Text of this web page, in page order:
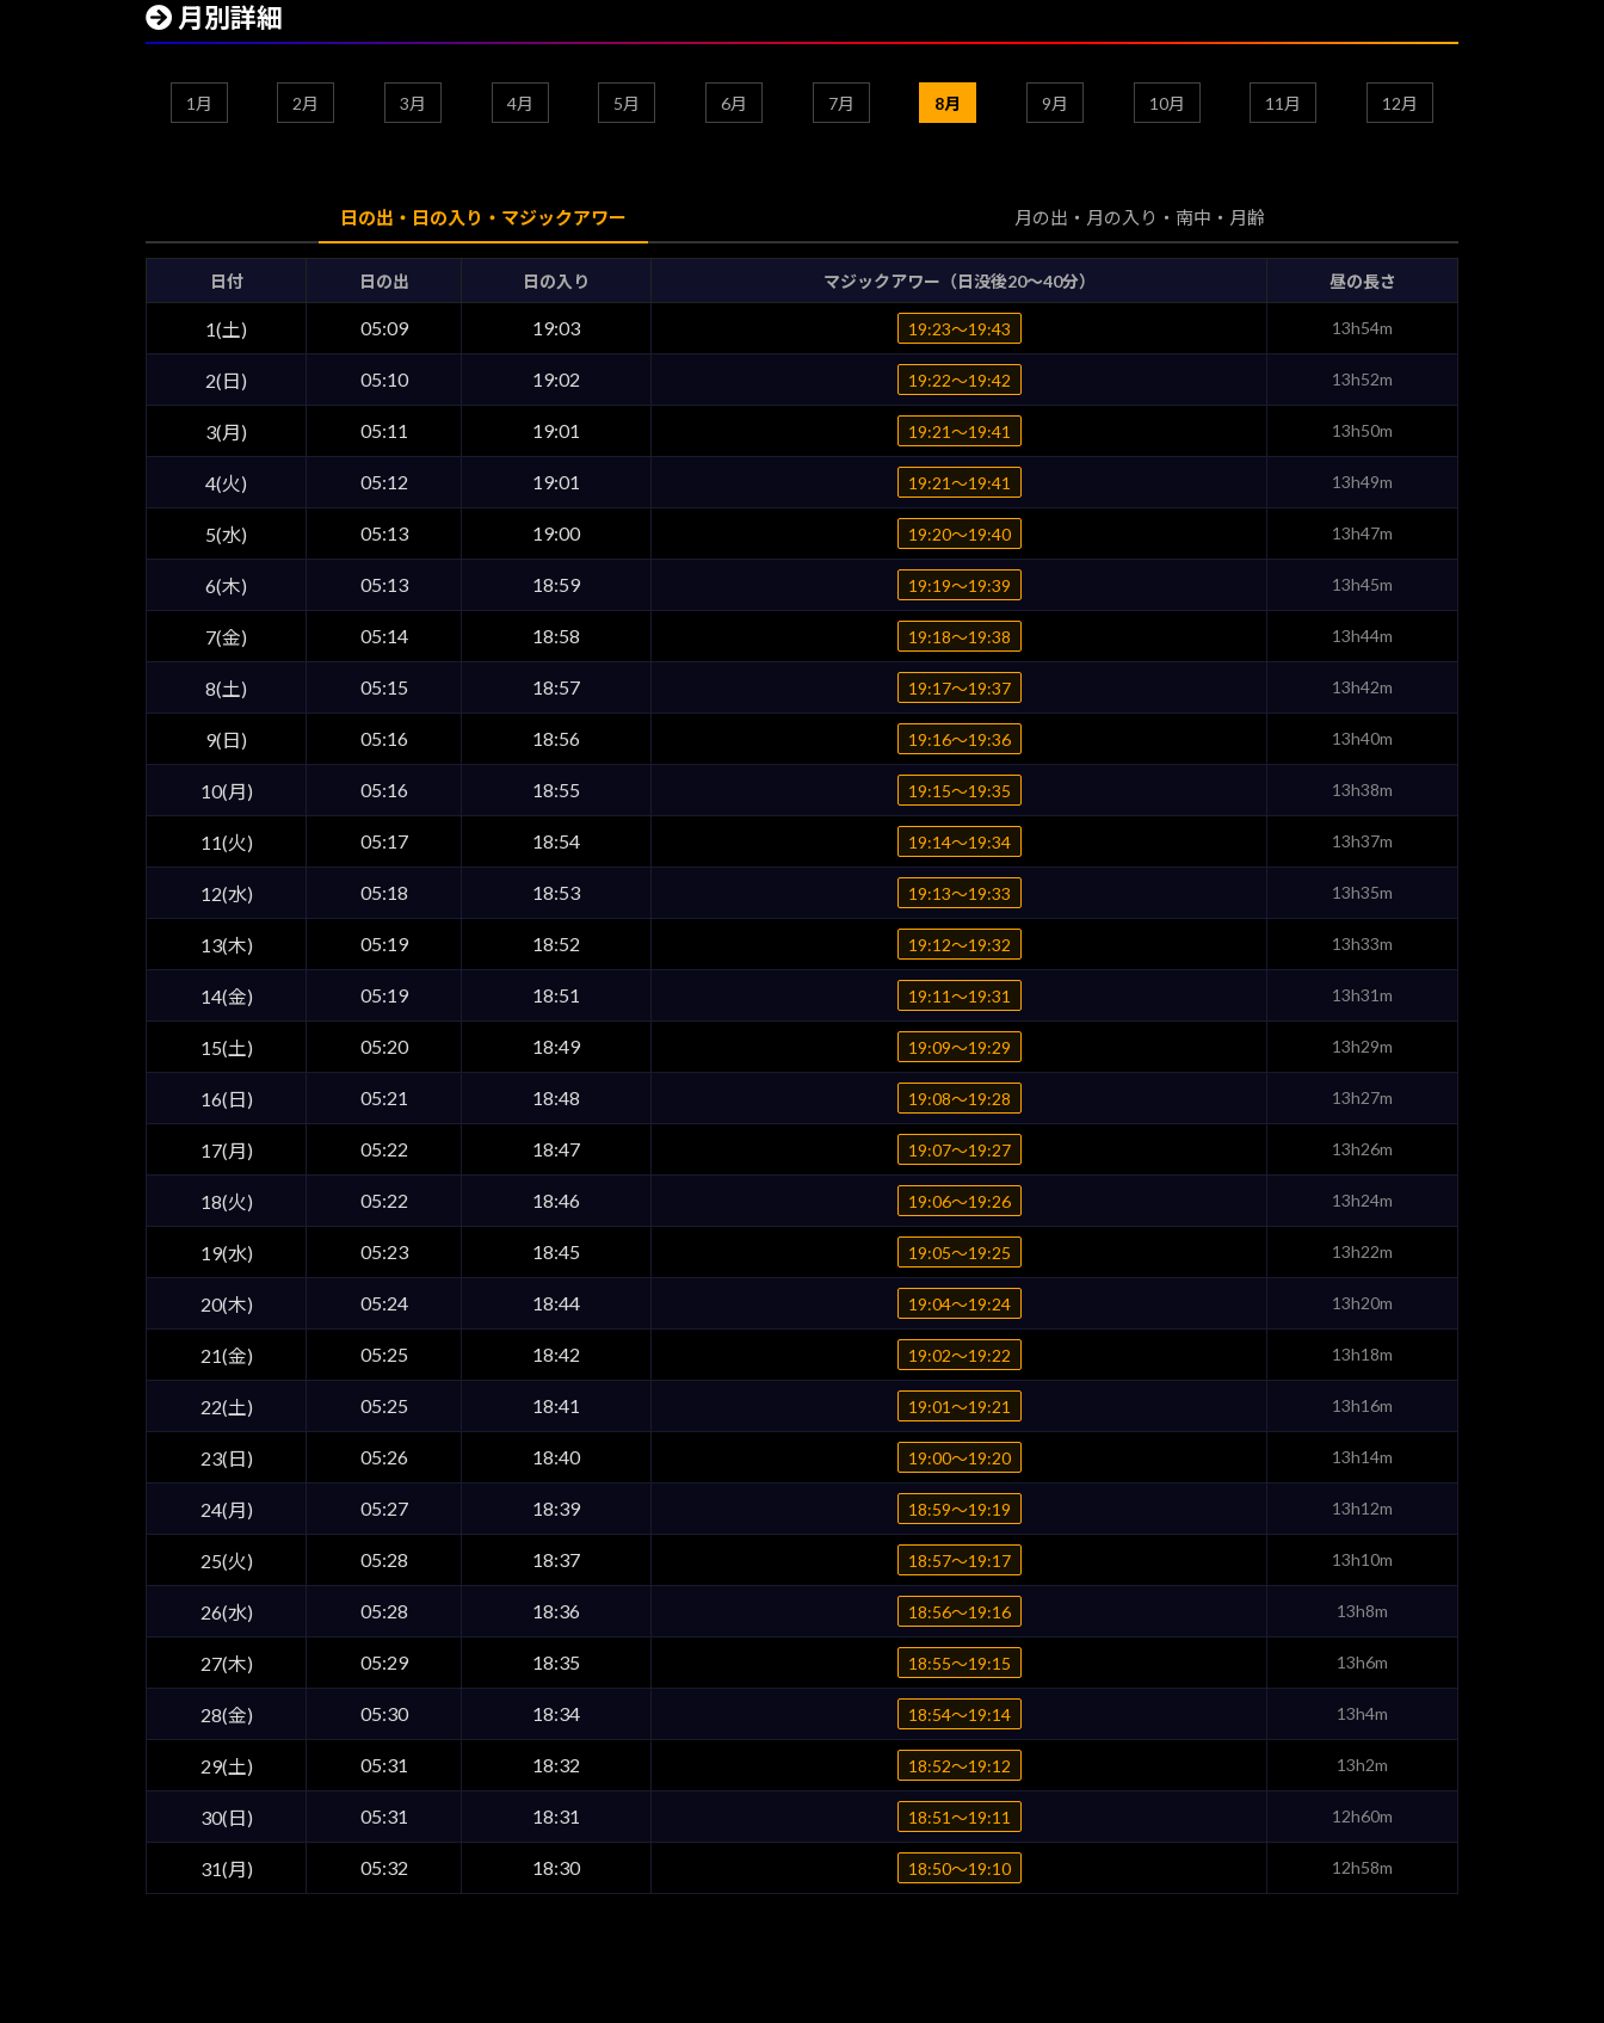
月別詳細
1月 2月 3月 4月 5月 6月 7月 8月 9月 10月 11月 12月
日の出・日の入り・マジックアワー 月の出・月の入り・南中・月齢
日付 日の出 日の入り マジックアワー（日没後20〜40分） 昼の長さ
1(土) 05:09 19:03 19:23〜19:43 13h54m
2(日) 05:10 19:02 19:22〜19:42 13h52m
3(月) 05:11 19:01 19:21〜19:41 13h50m
4(火) 05:12 19:01 19:21〜19:41 13h49m
5(水) 05:13 19:00 19:20〜19:40 13h47m
6(木) 05:13 18:59 19:19〜19:39 13h45m
7(金) 05:14 18:58 19:18〜19:38 13h44m
8(土) 05:15 18:57 19:17〜19:37 13h42m
9(日) 05:16 18:56 19:16〜19:36 13h40m
10(月) 05:16 18:55 19:15〜19:35 13h38m
11(火) 05:17 18:54 19:14〜19:34 13h37m
12(水) 05:18 18:53 19:13〜19:33 13h35m
13(木) 05:19 18:52 19:12〜19:32 13h33m
14(金) 05:19 18:51 19:11〜19:31 13h31m
15(土) 05:20 18:49 19:09〜19:29 13h29m
16(日) 05:21 18:48 19:08〜19:28 13h27m
17(月) 05:22 18:47 19:07〜19:27 13h26m
18(火) 05:22 18:46 19:06〜19:26 13h24m
19(水) 05:23 18:45 19:05〜19:25 13h22m
20(木) 05:24 18:44 19:04〜19:24 13h20m
21(金) 05:25 18:42 19:02〜19:22 13h18m
22(土) 05:25 18:41 19:01〜19:21 13h16m
23(日) 05:26 18:40 19:00〜19:20 13h14m
24(月) 05:27 18:39 18:59〜19:19 13h12m
25(火) 05:28 18:37 18:57〜19:17 13h10m
26(水) 05:28 18:36 18:56〜19:16 13h8m
27(木) 05:29 18:35 18:55〜19:15 13h6m
28(金) 05:30 18:34 18:54〜19:14 13h4m
29(土) 05:31 18:32 18:52〜19:12 13h2m
30(日) 05:31 18:31 18:51〜19:11 12h60m
31(月) 05:32 18:30 18:50〜19:10 12h58m